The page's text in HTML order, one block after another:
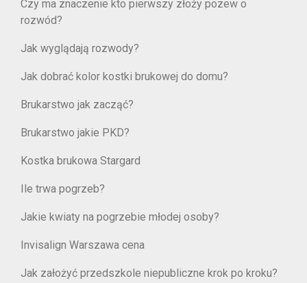
Czy ma znaczenie kto pierwszy złoży pozew o
rozwód?
Jak wyglądają rozwody?
Jak dobrać kolor kostki brukowej do domu?
Brukarstwo jak zacząć?
Brukarstwo jakie PKD?
Kostka brukowa Stargard
Ile trwa pogrzeb?
Jakie kwiaty na pogrzebie młodej osoby?
Invisalign Warszawa cena
Jak założyć przedszkole niepubliczne krok po kroku?